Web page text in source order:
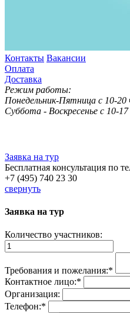
Контакты Вакансии
Оплата
Доставка
Режим работы:
Понедельник-Пятница с 10-20
Суббота - Воскресенье с 10-17
Заявка на тур
Бесплатная консультация по
+7 (495) 740 23 30
свернуть
Заявка на тур
Количество участников:
Требования и пожелания:*
Контактное лицо:*
Организация:
Телефон:*